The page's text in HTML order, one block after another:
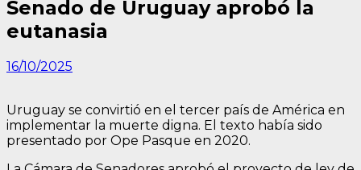
Senado de Uruguay aprobó la
eutanasia
16/10/2025
Uruguay se convirtió en el tercer país de América en
implementar la muerte digna. El texto había sido
presentado por Ope Pasque en 2020.